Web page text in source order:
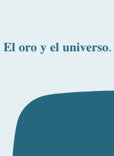
𝐄𝐥 𝐨𝐫𝐨 𝐲 𝐞𝐥